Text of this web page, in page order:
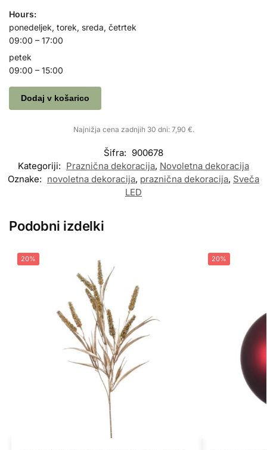
Hours:
ponedeljek, torek, sreda, četrtek
09:00 – 17:00
petek
09:00 – 15:00
Dodaj v košarico
Najnižja cena zadnjih 30 dni: 7,90 €.
Šifra: 900678
Kategoriji: Praznična dekoracija, Novoletna dekoracija
Oznake: novoletna dekoracija, praznična dekoracija, Sveča
LED
Podobni izdelki
20% 20%